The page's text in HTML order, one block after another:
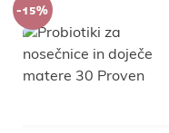
-15%